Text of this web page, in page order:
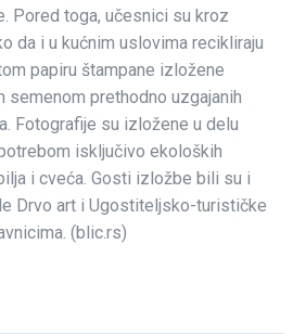
Pored toga, učesnici su kroz
da i u kućnim uslovima recikliraju
papiru štampane izložene
semenom prethodno uzgajanih
Fotografije su izložene u delu
isključivo ekoloških
i cveća. Gosti izložbe bili su i
Drvo art i Ugostiteljsko-turističke
(blic.rs)